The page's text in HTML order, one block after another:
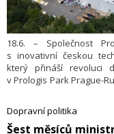
18.6. – Společnost
s inovativní českou
který přináší revoluci
v Prologis Park Prague-
skladový prostor a
Dopravní politika
​Šest měsíců